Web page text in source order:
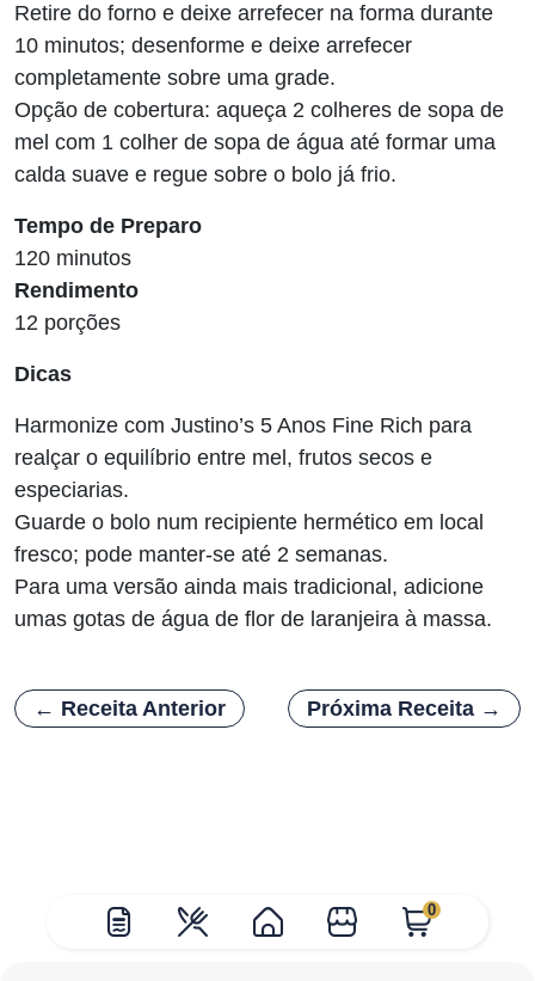
0
Retire do forno e deixe arrefecer na forma durante
10 minutos; desenforme e deixe arrefecer
completamente sobre uma grade.
Opção de cobertura: aqueça 2 colheres de sopa de
mel com 1 colher de sopa de água até formar uma
calda suave e regue sobre o bolo já frio.
Tempo de Preparo
120 minutos
Rendimento
12 porções
Dicas
Harmonize com Justino’s 5 Anos Fine Rich para
realçar o equilíbrio entre mel, frutos secos e
especiarias.
Guarde o bolo num recipiente hermético em local
fresco; pode manter-se até 2 semanas.
Para uma versão ainda mais tradicional, adicione
umas gotas de água de flor de laranjeira à massa.
← Receita Anterior Próxima Receita →